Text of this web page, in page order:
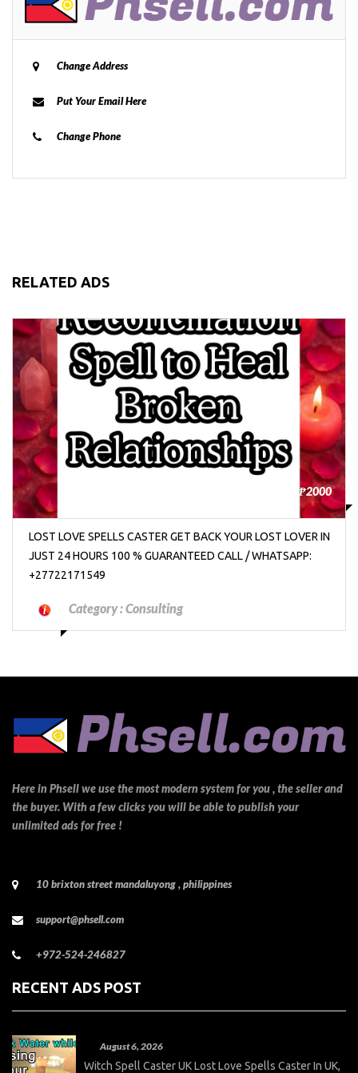
Change Address
Put Your Email Here
Change Phone
RELATED ADS
₱2000
LOST LOVE SPELLS CASTER GET BACK YOUR LOST LOVER IN
JUST 24 HOURS 100 % GUARANTEED CALL / WHATSAPP:
+27722171549
Category :Consulting
Here in Phsell we use the most modern system for you , the seller and
the buyer. With a few clicks you will be able to publish your
unlimited ads for free !
10 brixton street mandaluyong , philippines
support@phsell.com
+972-524-246827
RECENT ADS POST
August 6, 2026
Witch Spell Caster UK Lost Love Spells Caster In UK,